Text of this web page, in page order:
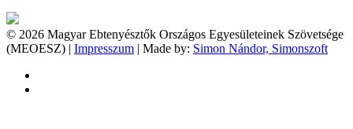
© 2026 Magyar Ebtenyésztők Országos Egyesületeinek Szövetsége
(MEOESZ) | Impresszum | Made by: Simon Nándor, Simonszoft